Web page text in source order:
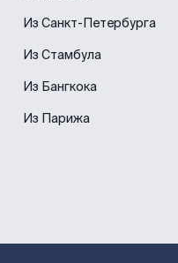
Из Санкт-Петербурга
Из Стамбула
Из Бангкока
Из Парижа